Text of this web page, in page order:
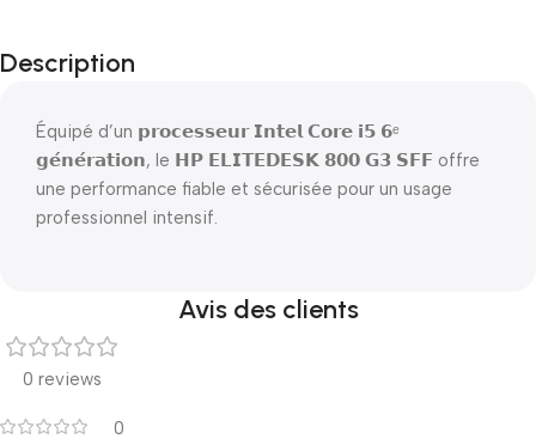
Description
Équipé d’un 𝗽𝗿𝗼𝗰𝗲𝘀𝘀𝗲𝘂𝗿 𝗜𝗻𝘁𝗲𝗹 𝗖𝗼𝗿𝗲 𝗶𝟱 𝟲ᵉ
𝗴𝗲́𝗻𝗲́𝗿𝗮𝘁𝗶𝗼𝗻, le 𝗛𝗣 𝗘𝗟𝗜𝗧𝗘𝗗𝗘𝗦𝗞 𝟴𝟬𝟬 𝗚𝟯 𝗦𝗙𝗙 offre
une performance fiable et sécurisée pour un usage
professionnel intensif.
Avis des clients
0 reviews
0